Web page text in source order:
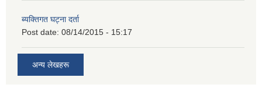
ब्यक्तिगत घट्ना दर्ता
Post date: 08/14/2015 - 15:17
अन्य लेखहरू